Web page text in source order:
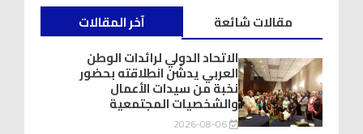
آخر المقالات
مقالات شائعة
الاتحاد الدولي لرائدات الوطن
العربي يدشّن انطلاقته بحضور
نخبة من سيدات الأعمال
والشخصيات المجتمعية
2026-08-06